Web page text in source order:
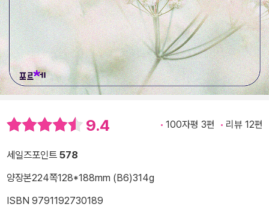
9.4 100자평 3편 리뷰 12편
세일즈포인트 578
양장본224쪽128*188mm (B6)314g
ISBN 9791192730189